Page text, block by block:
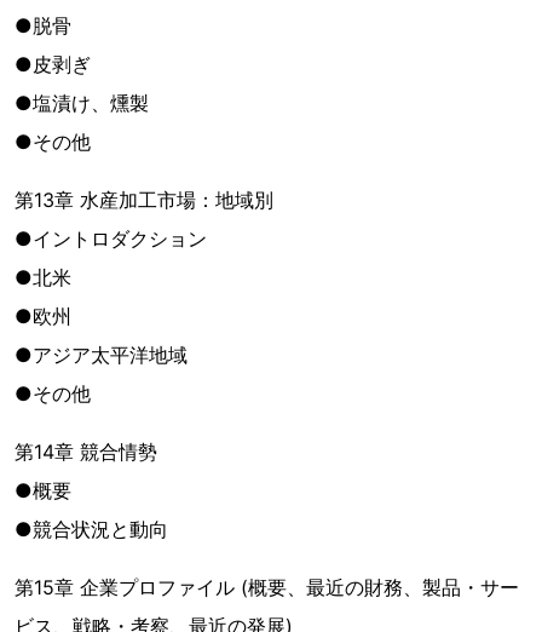
●脱骨
●皮剥ぎ
●塩漬け、燻製
●その他
第13章 水産加工市場：地域別
●イントロダクション
●北米
●欧州
●アジア太平洋地域
●その他
第14章 競合情勢
●概要
●競合状況と動向
第15章 企業プロファイル (概要、最近の財務、製品・サー
ビス、戦略・考察、最近の発展)